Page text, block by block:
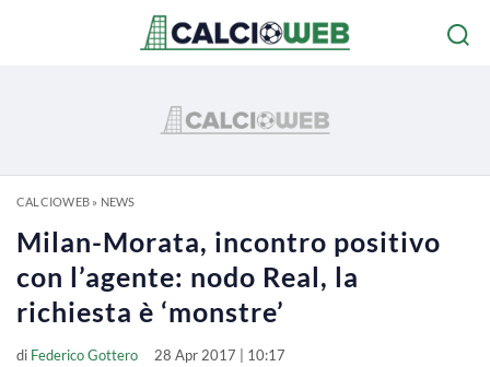
CALCIOWEB» NEWS
Milan-Morata, incontro positivo
con l’agente: nodo Real, la
richiesta è ‘monstre’
di Federico Gottero 28 Apr 2017 | 10:17